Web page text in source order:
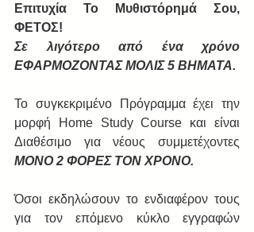
Επιτυχία Το Μυθιστόρημά Σου,
ΦΕΤΟΣ!
Σε λιγότερο από ένα χρόνο
ΕΦΑΡΜΟΖΟΝΤΑΣ ΜΟΛΙΣ 5 ΒΗΜΑΤΑ.
Το συγκεκριμένο Πρόγραμμα έχει την
μορφή Home Study Course και είναι
ΜΟΝΟ 2 ΦΟΡΕΣ ΤΟΝ ΧΡΟΝΟ.
Όσοι εκδηλώσουν το ενδιαφέρον τους